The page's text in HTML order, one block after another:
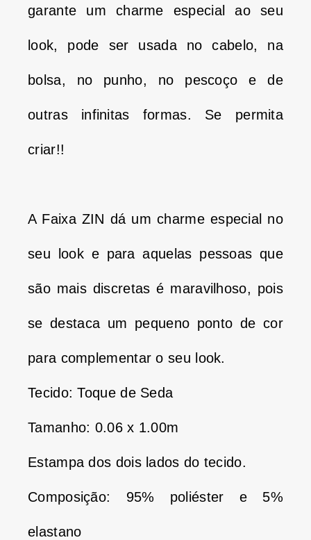
garante um charme especial ao seu
look, pode ser usada no cabelo, na
bolsa, no punho, no pescoço e de
outras infinitas formas. Se permita
criar!!
A Faixa ZIN dá um charme especial no
seu look e para aquelas pessoas que
são mais discretas é maravilhoso, pois
se destaca um pequeno ponto de cor
para complementar o seu look.
Tecido: Toque de Seda
Tamanho: 0.06 x 1.00m
Estampa dos dois lados do tecido.
Composição: 95% poliéster e 5%
elastano